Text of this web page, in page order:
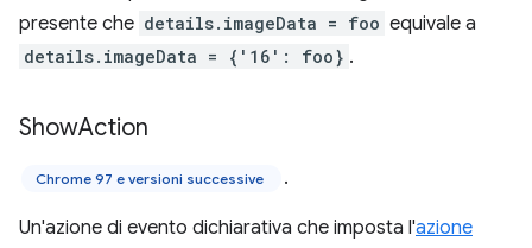
presente che details.imageData = foo equivale a
details.imageData = {'16': foo} .
ShowAction
Chrome 97 e versioni successive .
Un'azione di evento dichiarativa che imposta l'azione